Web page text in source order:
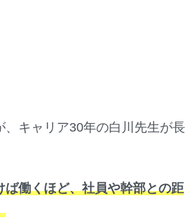
キャリア30年の白川先生が長
働くほど、社員や幹部との距